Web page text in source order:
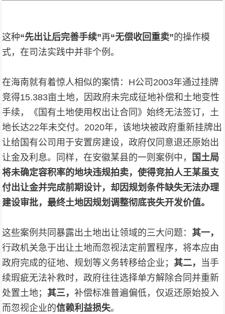
这种“先出让后完善手续”再“无偿收回重卖”的操作模
式，在司法实践中并非个例。
在海南就有着惊人相似的案情：H公司2003年通过挂牌
竞得15.383亩土地，因政府未完成征地补偿和土地变性
手续，《国有土地使用权出让合同》始终无法签订，土
地长达22年未交付。2020年，该地块被政府重新挂牌出
让给国有公司用于安置房建设，政府仅同意退还原始出
让金及利息。同样，在安徽某县的一则案例中，
国土局
将未确定容积率的地块违规拍卖，使得竞拍人王某虽支
付出让金并完成前期设计，却因规划条件缺失无法办理
建设审批，最终土地因规划调整彻底丧失开发价值。
这些案例共同暴露出土地出让领域的三大问题： 其一，
行政机关急于出让土地而忽视法定前置程序，将本应由
政府完成的征地、规划等义务转移给企业； 其二， 当手
续瑕疵无法补救时，政府往往选择单方解除合同并重新
处置土地； 其三，补偿标准普遍偏低，仅返还原始投入
而忽视企业的信赖利益损失。